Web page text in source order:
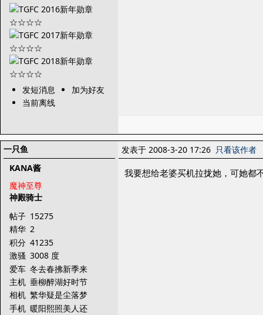
发短消息
加为好友
当前离线
一只鱼
KANA酱
魔神至尊
神殿骑士
帖子 15275
精华 2
积分 41235
激骚 3008 度
爱车 冬去春拂新季来
主机 垂柳醉湖好时节
相机 繁华疑是尘落梦
手机 暖阳熙照美人还
发表于 2008-3-20 17:26 只看该作者
我要想给老婆买机拉拢她，可她都